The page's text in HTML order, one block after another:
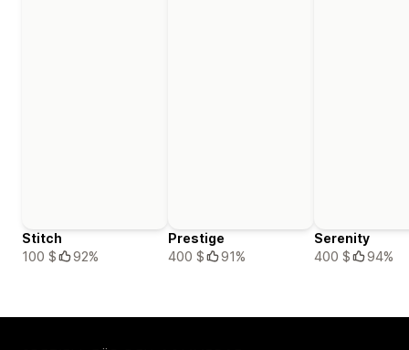
Stitch
100 $
92%
Prestige
400 $
91%
Serenity
400 $
94%